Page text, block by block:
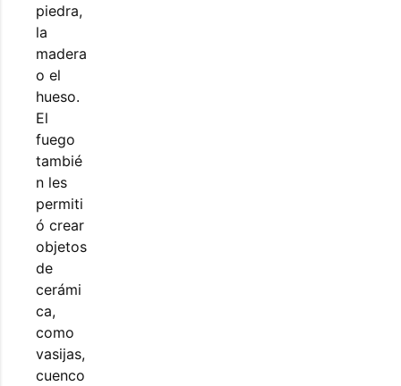
piedra,
la
madera
o el
hueso.
El
fuego
tambié
n les
permiti
ó crear
objetos
de
cerámi
ca,
como
vasijas,
cuenco